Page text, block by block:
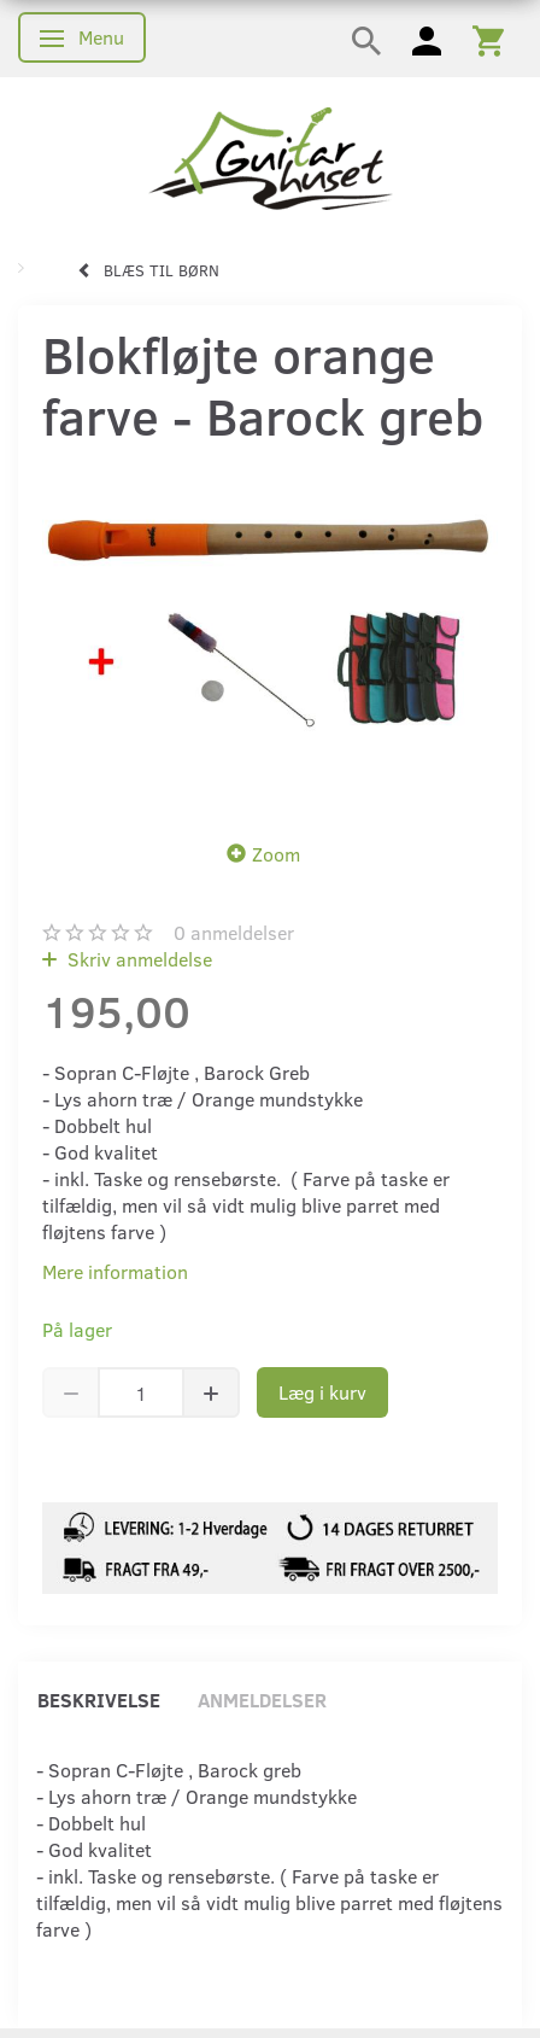
Skifte navigation
Menu
BLÆS TIL BØRN
Blokfløjte orange
farve - Barock greb
Zoom
0 anmeldelser
Skriv anmeldelse
195,00
- Sopran C-Fløjte , Barock Greb
- Lys ahorn træ / Orange mundstykke
- Dobbelt hul
- God kvalitet
- inkl. Taske og rensebørste. ( Farve på taske er
tilfældig, men vil så vidt mulig blive parret med
fløjtens farve )
Mere information
På lager
Læg i kurv
BESKRIVELSE ANMELDELSER
- Sopran C-Fløjte , Barock greb
- Lys ahorn træ / Orange mundstykke
- Dobbelt hul
- God kvalitet
- inkl. Taske og rensebørste. ( Farve på taske er
tilfældig, men vil så vidt mulig blive parret med fløjtens
farve )